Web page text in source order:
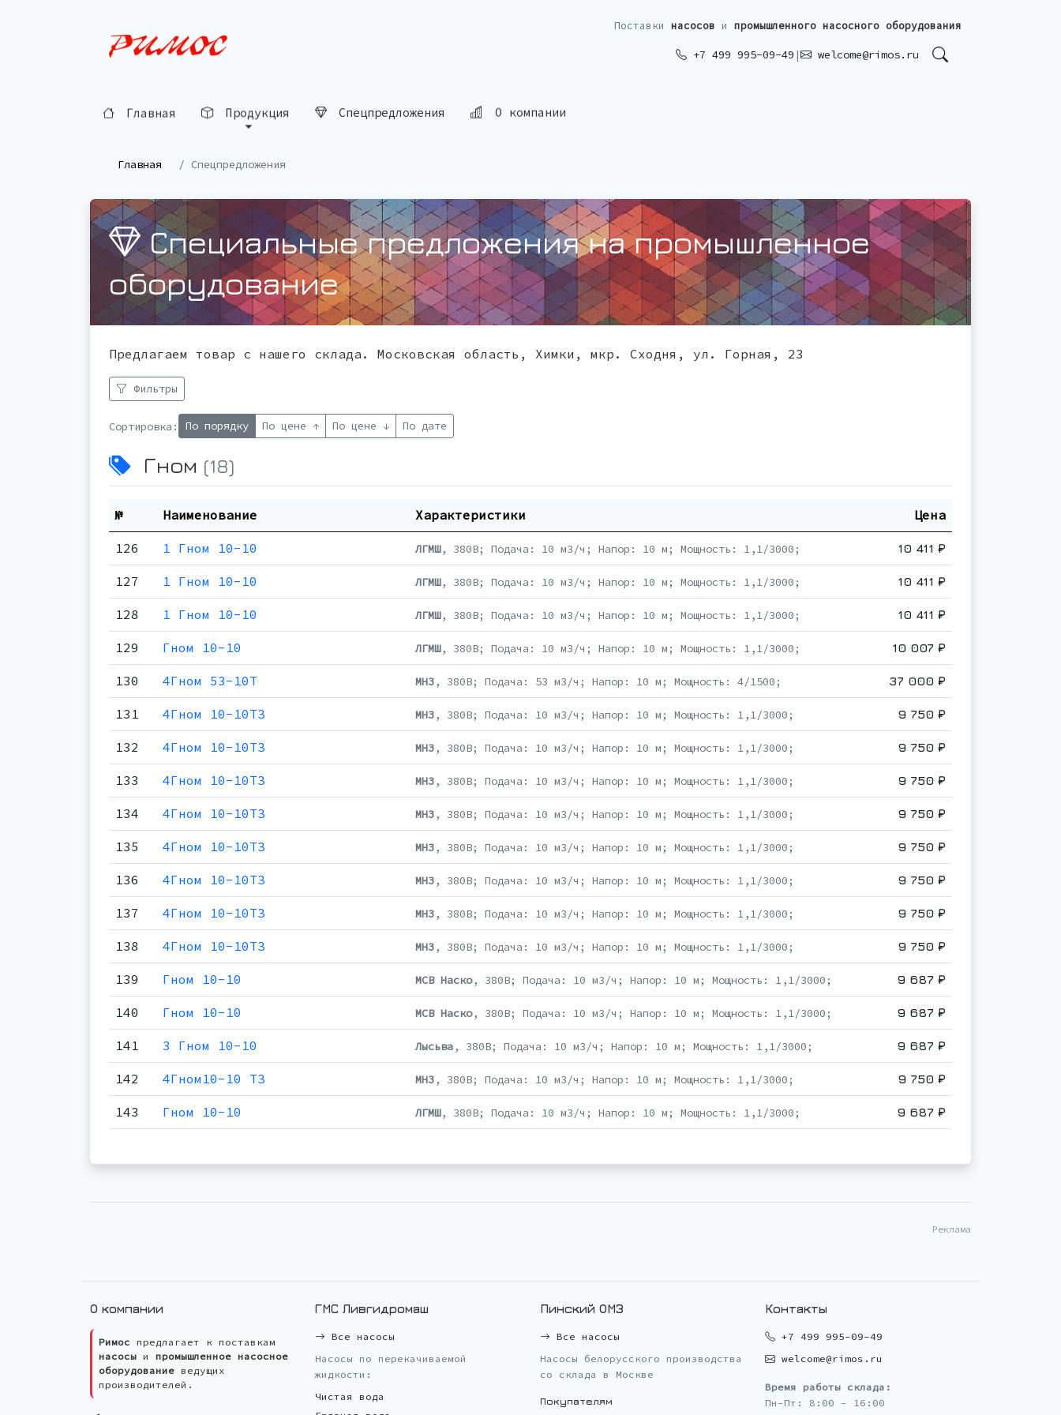
Поставки насосов и промышленного насосного оборудования
+7 499 995-09-49 | welcome@rimos.ru
Главная Продукция Спецпредложения О компании
Главная Спецпредложения
Специальные предложения на промышленное
оборудование
Предлагаем товар с нашего склада. Московская область, Химки, мкр. Сходня, ул. Горная, 23
Фильтры
Сортировка: По порядку По цене ↑ По цене ↓ По дате
Гном (18)
№ Наименование Характеристики Цена
126 1 Гном 10-10 ЛГМШ, 380В; Подача: 10 м3/ч; Напор: 10 м; Мощность: 1,1/3000; 10 411 ₽
127 1 Гном 10-10 ЛГМШ, 380В; Подача: 10 м3/ч; Напор: 10 м; Мощность: 1,1/3000; 10 411 ₽
128 1 Гном 10-10 ЛГМШ, 380В; Подача: 10 м3/ч; Напор: 10 м; Мощность: 1,1/3000; 10 411 ₽
129 Гном 10-10 ЛГМШ, 380В; Подача: 10 м3/ч; Напор: 10 м; Мощность: 1,1/3000; 10 007 ₽
130 4Гном 53-10Т МНЗ, 380В; Подача: 53 м3/ч; Напор: 10 м; Мощность: 4/1500; 37 000 ₽
131 4Гном 10-10ТЗ МНЗ, 380В; Подача: 10 м3/ч; Напор: 10 м; Мощность: 1,1/3000; 9 750 ₽
132 4Гном 10-10ТЗ МНЗ, 380В; Подача: 10 м3/ч; Напор: 10 м; Мощность: 1,1/3000; 9 750 ₽
133 4Гном 10-10ТЗ МНЗ, 380В; Подача: 10 м3/ч; Напор: 10 м; Мощность: 1,1/3000; 9 750 ₽
134 4Гном 10-10ТЗ МНЗ, 380В; Подача: 10 м3/ч; Напор: 10 м; Мощность: 1,1/3000; 9 750 ₽
135 4Гном 10-10ТЗ МНЗ, 380В; Подача: 10 м3/ч; Напор: 10 м; Мощность: 1,1/3000; 9 750 ₽
136 4Гном 10-10ТЗ МНЗ, 380В; Подача: 10 м3/ч; Напор: 10 м; Мощность: 1,1/3000; 9 750 ₽
137 4Гном 10-10ТЗ МНЗ, 380В; Подача: 10 м3/ч; Напор: 10 м; Мощность: 1,1/3000; 9 750 ₽
138 4Гном 10-10ТЗ МНЗ, 380В; Подача: 10 м3/ч; Напор: 10 м; Мощность: 1,1/3000; 9 750 ₽
139 Гном 10-10 МСВ Наско, 380В; Подача: 10 м3/ч; Напор: 10 м; Мощность: 1,1/3000; 9 687 ₽
140 Гном 10-10 МСВ Наско, 380В; Подача: 10 м3/ч; Напор: 10 м; Мощность: 1,1/3000; 9 687 ₽
141 3 Гном 10-10 Лысьва, 380В; Подача: 10 м3/ч; Напор: 10 м; Мощность: 1,1/3000; 9 687 ₽
142 4Гном10-10 ТЗ МНЗ, 380В; Подача: 10 м3/ч; Напор: 10 м; Мощность: 1,1/3000; 9 750 ₽
143 Гном 10-10 ЛГМШ, 380В; Подача: 10 м3/ч; Напор: 10 м; Мощность: 1,1/3000; 9 687 ₽
Реклама
О компании
Римос предлагает к поставкам
насосы и промышленное насосное
оборудование ведущих
производителей.
ГМС Ливгидромаш
Все насосы
Насосы по перекачиваемой
жидкости:
Чистая вода
Пинский ОМЗ
Все насосы
Насосы белорусского производства
со склада в Москве
Покупателям
Контакты
+7 499 995-09-49
welcome@rimos.ru
Время работы склада:
Пн-Пт: 8:00 - 16:00